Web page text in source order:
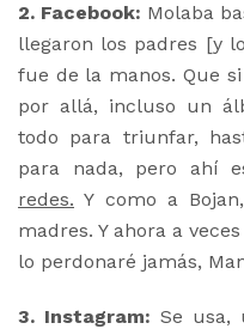
2. Facebook: Molaba
llegaron los padres [y
fue de la manos. Que
por allá, incluso un
todo para triunfar,
para nada, pero ahí
redes. Y como a
madres. Y ahora a
lo perdonaré jamás,
3. Instagram: Se usa,